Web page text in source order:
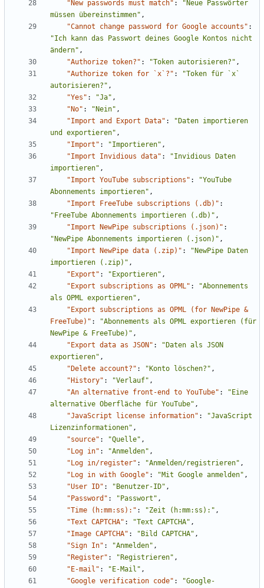
"New passwords must match" :
"Neue Passwörter
müssen übereinstimmen" ,
"Cannot change password for Google accounts" :
"Ich kann das Passwort deines Google Kontos nicht
ändern" ,
"Authorize token?" : "Token autorisieren?" ,
"Authorize token for `x`?" :
"Token für `x`
autorisieren?" ,
"Yes" : "Ja" ,
"No" : "Nein" ,
"Import and Export Data" :
"Daten importieren
und exportieren" ,
"Import" : "Importieren" ,
"Import Invidious data" :
"Invidious Daten
importieren" ,
"Import YouTube subscriptions" :
"YouTube
Abonnements importieren" ,
"Import FreeTube subscriptions (.db)" :
"FreeTube Abonnements importieren (.db)" ,
"Import NewPipe subscriptions (.json)" :
"NewPipe Abonnements importieren (.json)" ,
"Import NewPipe data (.zip)" :
"NewPipe Daten
importieren (.zip)" ,
"Export" : "Exportieren" ,
"Export subscriptions as OPML" :
"Abonnements
als OPML exportieren" ,
"Export subscriptions as OPML (for NewPipe &
FreeTube)" :
"Abonnements als OPML exportieren (für
NewPipe & FreeTube)" ,
"Export data as JSON" :
"Daten als JSON
exportieren" ,
"Delete account?" : "Konto löschen?" ,
"History" : "Verlauf" ,
"An alternative front-end to YouTube" :
"Eine
alternative Oberfläche für YouTube" ,
"JavaScript license information" :
"JavaScript
Lizenzinformationen" ,
"source" : "Quelle" ,
"Log in" : "Anmelden" ,
"Log in/register" : "Anmelden/registrieren" ,
"Log in with Google" : "Mit Google anmelden" ,
"User ID" : "Benutzer-ID" ,
"Password" : "Passwort" ,
"Time (h:mm:ss):" : "Zeit (h:mm:ss):" ,
"Text CAPTCHA" : "Text CAPTCHA" ,
"Image CAPTCHA" : "Bild CAPTCHA" ,
"Sign In" : "Anmelden" ,
"Register" : "Registrieren" ,
"E-mail" : "E-Mail" ,
"Google verification code" :
"Google-